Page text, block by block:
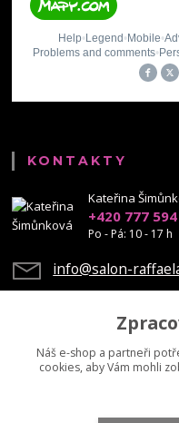
KONTAKTY
Kateřina
+420 777
Po - Pá: 10 - 17 h
info@salon-
Náš e-shop a partneři
cookies, aby Vám mohli